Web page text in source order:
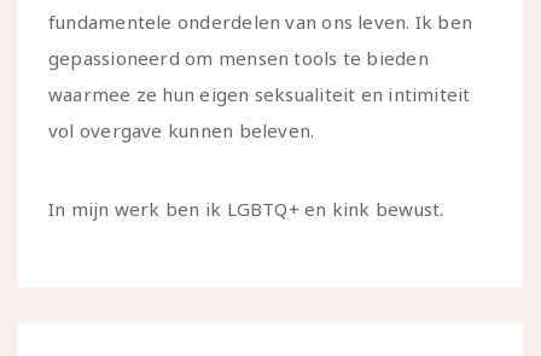
fundamentele onderdelen van ons leven. Ik ben
gepassioneerd om mensen tools te bieden
waarmee ze hun eigen seksualiteit en intimiteit
vol overgave kunnen beleven.
In mijn werk ben ik LGBTQ+ en kink bewust.